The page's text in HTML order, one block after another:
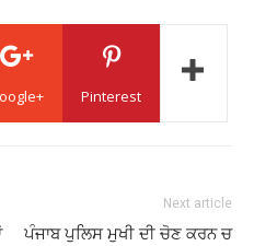
Pinterest
Next article
ਪੰਜਾਬ ਪੁਲਿਸ ਮੁਖੀ ਦੀ ਚੋਣ ਕਰਨ ਚ